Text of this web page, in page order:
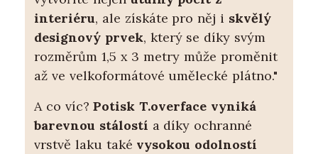
interiéru, ale získáte pro něj i skvělý
designový prvek, který se díky svým
rozměrům 1,5 x 3 metry může proměnit
až ve velkoformátové umělecké plátno."
A co víc?Potisk T.overface vyniká
barevnou stálostí a díky ochranné
vrstvě laku také vysokou odolností